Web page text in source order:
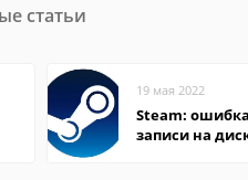
статьи
19 мая 2022
Steam:
записи на